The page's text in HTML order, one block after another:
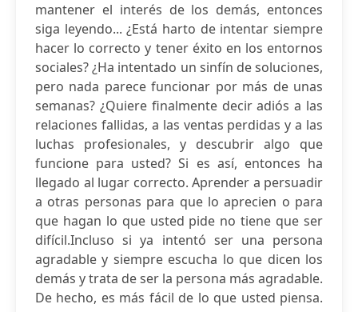
mantener el interés de los demás, entonces
siga leyendo... ¿Está harto de intentar siempre
hacer lo correcto y tener éxito en los entornos
sociales? ¿Ha intentado un sinfín de soluciones,
pero nada parece funcionar por más de unas
semanas? ¿Quiere finalmente decir adiós a las
relaciones fallidas, a las ventas perdidas y a las
luchas profesionales, y descubrir algo que
funcione para usted? Si es así, entonces ha
llegado al lugar correcto. Aprender a persuadir
a otras personas para que lo aprecien o para
que hagan lo que usted pide no tiene que ser
difícil.Incluso si ya intentó ser una persona
agradable y siempre escucha lo que dicen los
demás y trata de ser la persona más agradable.
De hecho, es más fácil de lo que usted piensa.